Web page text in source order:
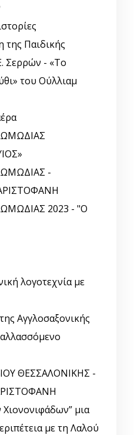
της Παιδικής
Σερρών - «Το
του Ούλλιαμ
-
2023 - "Ο
λογοτεχνία με
Αγγλοσαξονικής
ΘΕΣΣΑΛΟΝΙΚΗΣ -
μια
με τη Λαλού